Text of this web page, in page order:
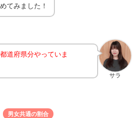
てみました！
サラ
道府県分やっていま
男女共通の割合